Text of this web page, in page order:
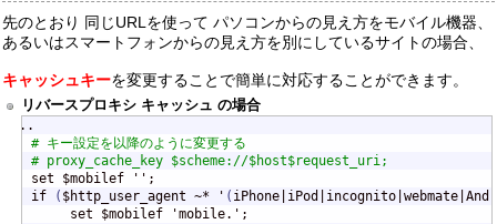
先のとおり 同じURLを使って パソコンからの見え方をモバイル機器、
あるいはスマートフォンからの見え方を別にしているサイトの場合、
キャッシュキーを変更することで簡単に対応することができます。
リバースプロキシ キャッシュ の場合
# キー設定を以降のように変更する
# proxy_cache_key $scheme://$host$request_uri;
set $mobilef '';
if
( $http_user_agent ~* ' (